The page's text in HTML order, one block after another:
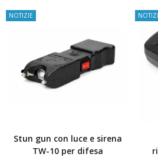
NOTIZIE
Stun gun con luce e sirena
TW-10 per difesa